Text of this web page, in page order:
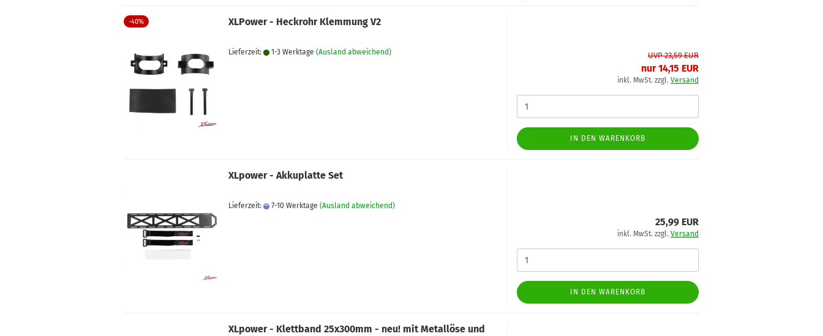
-40% XLPower - Heckrohr Klemmung V2
Lieferzeit: 1-3 Werktage (Ausland abweichend) UVP 23,59 EUR
nur 14,15 EUR
inkl. MwSt. zzgl. Versand
IN DEN WARENKORB
XLpower - Akkuplatte Set
Lieferzeit: 7-10 Werktage (Ausland abweichend)
25,99 EUR
inkl. MwSt. zzgl. Versand
IN DEN WARENKORB
XLpower - Klettband 25x300mm - neu! mit Metallöse und